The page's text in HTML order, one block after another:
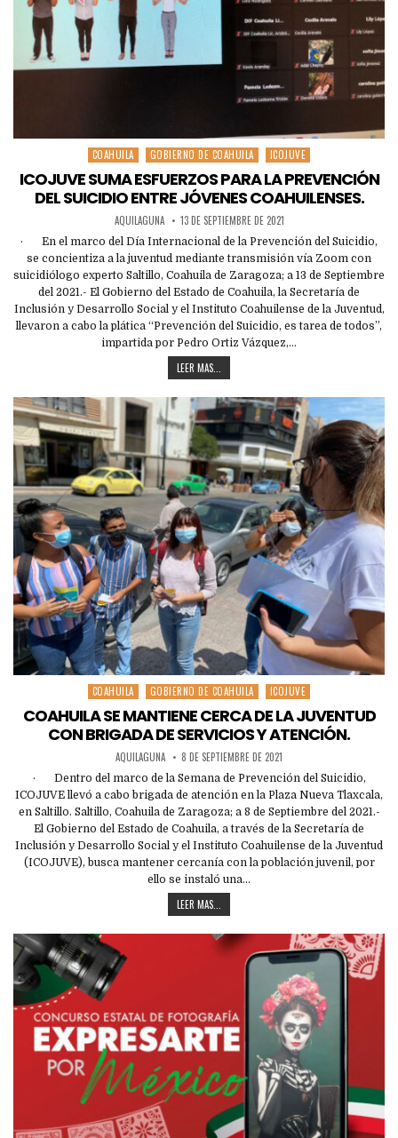
Posted
COAHUILA GOBIERNO DE COAHUILA ICOJUVE
ICOJUVE SUMA ESFUERZOS PARA LA PREVENCIÓN
DEL SUICIDIO ENTRE JÓVENES COAHUILENSES.
AQUILAGUNA 13 DE SEPTIEMBRE DE 2021
· En el marco del Día Internacional de la Prevención del Suicidio,
se concientiza a la juventud mediante transmisión vía Zoom con
suicidiólogo experto Saltillo, Coahuila de Zaragoza; a 13 de Septiembre
del 2021.- El Gobierno del Estado de Coahuila, la Secretaría de
Inclusión y Desarrollo Social y el Instituto Coahuilense de la Juventud,
llevaron a cabo la plática “Prevención del Suicidio, es tarea de todos”,
impartida por Pedro Ortiz Vázquez,…
LEER MAS...
Posted
in
COAHUILA GOBIERNO DE COAHUILA ICOJUVE
COAHUILA SE MANTIENE CERCA DE LA JUVENTUD
CON BRIGADA DE SERVICIOS Y ATENCIÓN.
AQUILAGUNA 8 DE SEPTIEMBRE DE 2021
· Dentro del marco de la Semana de Prevención del Suicidio,
ICOJUVE llevó a cabo brigada de atención en la Plaza Nueva Tlaxcala,
en Saltillo. Saltillo, Coahuila de Zaragoza; a 8 de Septiembre del 2021.-
El Gobierno del Estado de Coahuila, a través de la Secretaría de
Inclusión y Desarrollo Social y el Instituto Coahuilense de la Juventud
(ICOJUVE), busca mantener cercanía con la población juvenil, por
ello se instaló una…
LEER MAS...